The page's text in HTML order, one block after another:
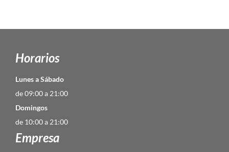
Horarios
Lunes a Sábado
de 09:00 a 21:00
Domingos
de 10:00 a 21:00
Empresa